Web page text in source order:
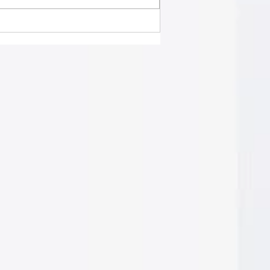
פרטיות ותקציב.